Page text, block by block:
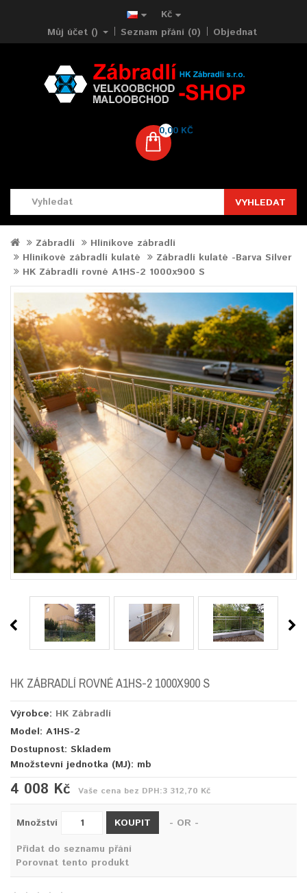
Kč
Můj účet ()
Seznam přání (0) Objednat
0,00 KČ
VYHLEDAT
Zábradlí
Hliníkove zábradlí
Hliníkové zábradlí kulaté
Zábradlí kulaté -Barva Silver
HK Zábradlí rovné A1HS-2 1000x900 S
HK ZÁBRADLÍ ROVNÉ A1HS-2 1000X900 S
Výrobce: HK Zábradlí
Model: A1HS-2
Dostupnost: Skladem
Množstevní jednotka (MJ): mb
4 008 Kč Vaše cena bez DPH:3 312,70 Kč
Množství KOUPIT
- OR -
Přidat do seznamu přání
Porovnat tento produkt